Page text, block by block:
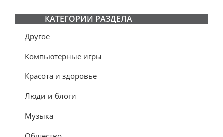
КАТЕГОРИИ РАЗДЕЛА
Другое
Компьютерные игры
Красота и здоровье
Люди и блоги
Музыка